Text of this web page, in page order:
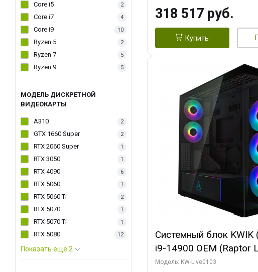
Core i5 2
Core i7 4
Core i9 10
Ryzen 5 2
Ryzen 7 5
Ryzen 9 5
МОДЕЛЬ ДИСКРЕТНОЙ
ВИДЕОКАРТЫ
A310 2
GTX 1660 Super 2
RTX 2060 Super 1
RTX 3050 1
RTX 4090 6
RTX 5060 1
RTX 5060 Ti 2
RTX 5070 1
RTX 5070 Ti 1
RTX 5080 12
Показать еще 2
GDDR7 256bit/ 1 ТБ
318 517 руб.
Купить
Системный блок KWIK
i9-14900 OEM (Raptor
C24 16EC/8PC// 64 ГБ
Модель: KW-Live0103